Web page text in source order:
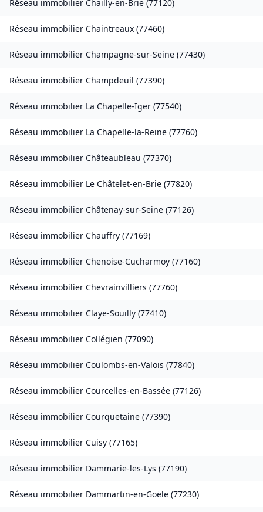
Réseau immobilier Chailly-en-Brie (77120)
Réseau immobilier Chaintreaux (77460)
Réseau immobilier Champagne-sur-Seine (77430)
Réseau immobilier Champdeuil (77390)
Réseau immobilier La Chapelle-Iger (77540)
Réseau immobilier La Chapelle-la-Reine (77760)
Réseau immobilier Châteaubleau (77370)
Réseau immobilier Le Châtelet-en-Brie (77820)
Réseau immobilier Châtenay-sur-Seine (77126)
Réseau immobilier Chauffry (77169)
Réseau immobilier Chenoise-Cucharmoy (77160)
Réseau immobilier Chevrainvilliers (77760)
Réseau immobilier Claye-Souilly (77410)
Réseau immobilier Collégien (77090)
Réseau immobilier Coulombs-en-Valois (77840)
Réseau immobilier Courcelles-en-Bassée (77126)
Réseau immobilier Courquetaine (77390)
Réseau immobilier Cuisy (77165)
Réseau immobilier Dammarie-les-Lys (77190)
Réseau immobilier Dammartin-en-Goële (77230)